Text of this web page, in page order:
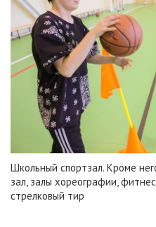
Школьный спортзал. Кроме
зал, залы хореографии,
стрелковый тир